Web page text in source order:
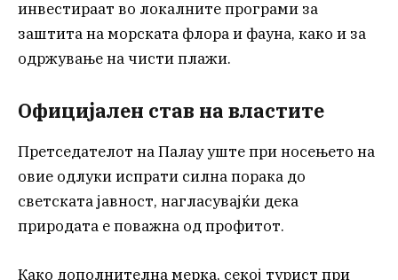
инвестираат во локалните програми за
заштита на морската флора и фауна, како и за
одржување на чисти плажи.
Официјален став на властите
Претседателот на Палау уште при носењето на
овие одлуки испрати силна порака до
светската јавност, нагласувајќи дека
природата е поважна од профитот.
Како дополнителна мерка, секој турист при